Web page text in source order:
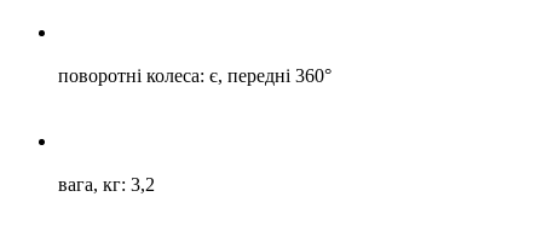
поворотні колеса: є, передні 360°
вага, кг: 3,2